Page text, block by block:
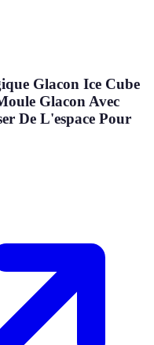
Glacon Ice Cube
Glacon Avec
De L'espace Pour